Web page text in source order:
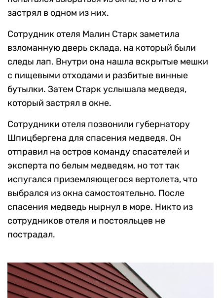
застрял в одном из них.
Сотрудник отеля Малин Старк заметила
взломанную дверь склада, на который были
следы лап. Внутри она нашла вскрытые мешки
с пищевыми отходами и разбитые винные
бутылки. Затем Старк услышала медведя,
который застрял в окне.
Сотрудники отеля позвонили губернатору
Шпицбергена для спасения медведя. Он
отправил на остров команду спасателей и
эксперта по белым медведям, но тот так
испугался приземляющегося вертолета, что
выбрался из окна самостоятельно. После
спасения медведь нырнул в море. Никто из
сотрудников отеля и постояльцев не
пострадал.